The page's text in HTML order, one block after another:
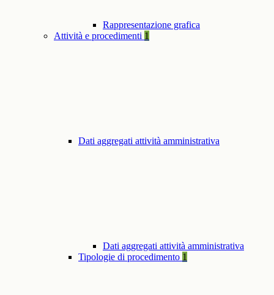
Rappresentazione grafica
Attività e procedimenti 1
Dati aggregati attività amministrativa
Dati aggregati attività amministrativa
Tipologie di procedimento 1